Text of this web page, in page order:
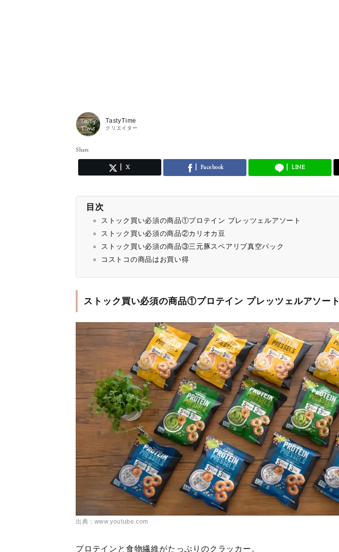
TastyTime
クリエイター
Share
X Facebook LINE
目次
ストック買い必須の商品①プロテイン プレッツェルアソート
ストック買い必須の商品②カリオカ豆
ストック買い必須の商品③三元豚スペアリブ真空パック
コストコの商品はお買い得
ストック買い必須の商品①プロテイン プレッツェルアソート
出典：www.youtube.com
プロテインと食物繊維がたっぷりのクラッカー。